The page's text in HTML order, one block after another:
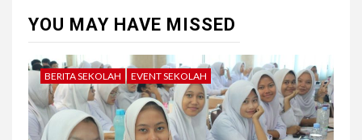
YOU MAY HAVE MISSED
BERITA SEKOLAH EVENT SEKOLAH